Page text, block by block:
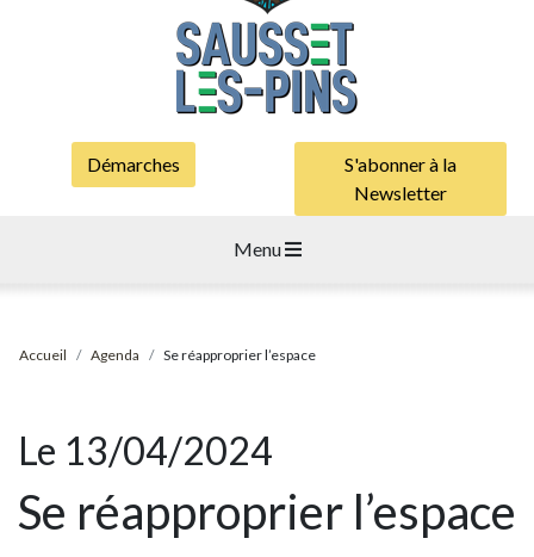
Démarches
S'abonner à la
Newsletter
Menu
Accueil Agenda Se réapproprier l’espace
Le 13/04/2024
Se réapproprier l’espace